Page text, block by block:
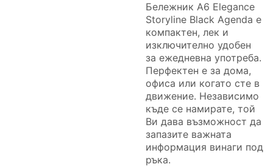
Бележник A6 Elegance
Storyline Black Agenda е
компактен, лек и
изключително удобен
за ежедневна употреба.
Перфектен е за дома,
офиса или когато сте в
движение. Независимо
къде се намирате, той
Ви дава възможност да
запазите важната
информация винаги под
ръка.